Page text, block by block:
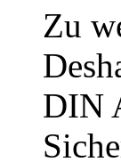
Zu
DIN